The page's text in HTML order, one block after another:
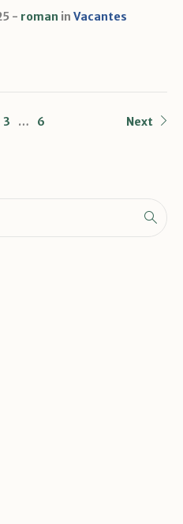
roman in Vacantes
3 … 6 Next